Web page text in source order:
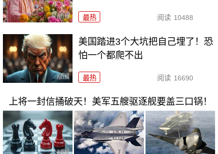
最热 阅读 10488
美国踏进3个大坑把自己埋了！恐
怕一个都爬不出
最热 阅读 16690
上将一封信捅破天！美军五艘驱逐舰要盖三口锅！